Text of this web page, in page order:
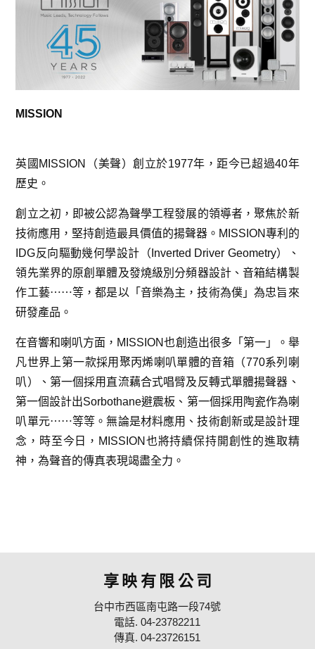
MISSION
英國MISSION（美聲）創立於1977年，距今已超過40年
歷史。
創立之初，即被公認為聲學工程發展的領導者，聚焦於新
技術應用，堅持創造最具價值的揚聲器。MISSION專利的
IDG反向驅動幾何學設計（Inverted Driver Geometry）、
領先業界的原創單體及發燒級別分頻器設計、音箱結構製
作工藝⋯⋯等，都是以「音樂為主，技術為僕」為忠旨來
研發產品。
在音響和喇叭方面，MISSION也創造出很多「第一」。舉
凡世界上第一款採用聚丙烯喇叭單體的音箱（770系列喇
叭）、第一個採用直流藕合式唱臂及反轉式單體揚聲器、
第一個設計出Sorbothane避震板、第一個採用陶瓷作為喇
叭單元​⋯⋯等等。無論是材料應用、技術創新或是設計理
念，時至今日，MISSION也將持續保持開創性的進取精
神，為聲音的傳真表現竭盡全力。
產品保固註冊 顧客帳號登入 技術支援與解答
享映有限公司
台中市西區南屯路一段74號
電話. 04-23782211
傳真. 04-23726151